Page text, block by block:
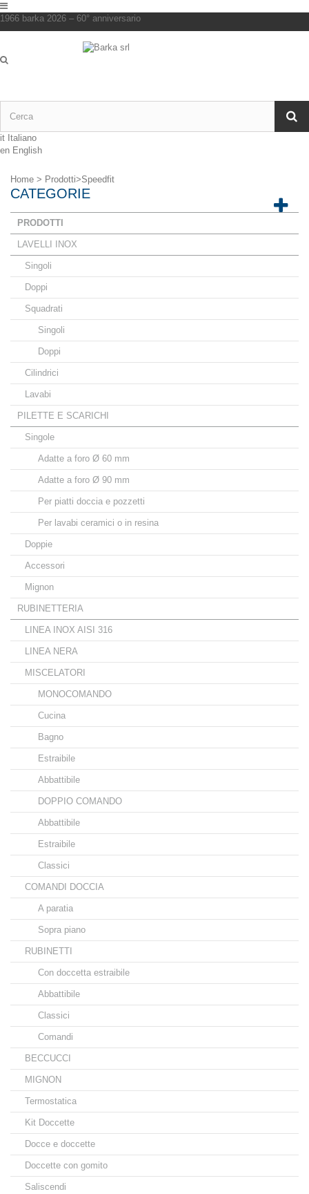
1966 barka 2026 – 60° anniversario
it Italiano
en English
Home > Prodotti>Speedfit
CATEGORIE
PRODOTTI
LAVELLI INOX
Singoli
Doppi
Squadrati
Singoli
Doppi
Cilindrici
Lavabi
PILETTE E SCARICHI
Singole
Adatte a foro Ø 60 mm
Adatte a foro Ø 90 mm
Per piatti doccia e pozzetti
Per lavabi ceramici o in resina
Doppie
Accessori
Mignon
RUBINETTERIA
LINEA INOX AISI 316
LINEA NERA
MISCELATORI
MONOCOMANDO
Cucina
Bagno
Estraibile
Abbattibile
DOPPIO COMANDO
Abbattibile
Estraibile
Classici
COMANDI DOCCIA
A paratia
Sopra piano
RUBINETTI
Con doccetta estraibile
Abbattibile
Classici
Comandi
BECCUCCI
MIGNON
Termostatica
Kit Doccette
Docce e doccette
Doccette con gomito
Saliscendi